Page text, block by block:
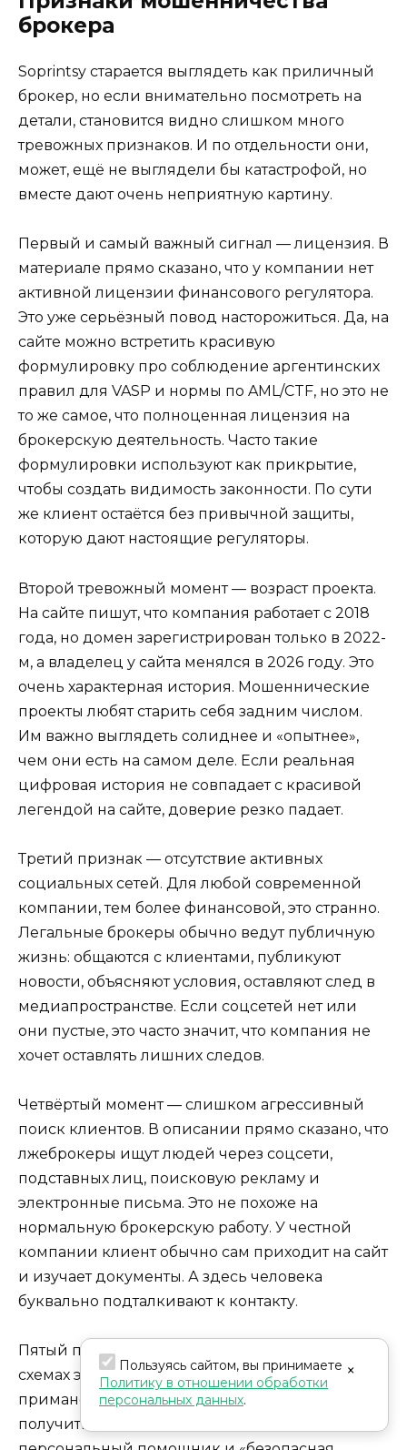
брокера
Soprintsy старается выглядеть как приличный
брокер, но если внимательно посмотреть на
детали, становится видно слишком много
тревожных признаков. И по отдельности они,
может, ещё не выглядели бы катастрофой, но
вместе дают очень неприятную картину.
Первый и самый важный сигнал — лицензия. В
материале прямо сказано, что у компании нет
активной лицензии финансового регулятора.
Это уже серьёзный повод насторожиться. Да, на
сайте можно встретить красивую
формулировку про соблюдение аргентинских
правил для VASP и нормы по AML/CTF, но это не
то же самое, что полноценная лицензия на
брокерскую деятельность. Часто такие
формулировки используют как прикрытие,
чтобы создать видимость законности. По сути
же клиент остаётся без привычной защиты,
которую дают настоящие регуляторы.
Второй тревожный момент — возраст проекта.
На сайте пишут, что компания работает с 2018
года, но домен зарегистрирован только в 2022-
м, а владелец у сайта менялся в 2026 году. Это
очень характерная история. Мошеннические
проекты любят старить себя задним числом.
Им важно выглядеть солиднее и «опытнее»,
чем они есть на самом деле. Если реальная
цифровая история не совпадает с красивой
легендой на сайте, доверие резко падает.
Третий признак — отсутствие активных
социальных сетей. Для любой современной
компании, тем более финансовой, это странно.
Легальные брокеры обычно ведут публичную
жизнь: общаются с клиентами, публикуют
новости, объясняют условия, оставляют след в
медиапространстве. Если соцсетей нет или
они пустые, это часто значит, что компания не
хочет оставлять лишних следов.
Четвёртый момент — слишком агрессивный
поиск клиентов. В описании прямо сказано, что
лжеброкеры ищут людей через соцсети,
подставных лиц, поисковую рекламу и
электронные письма. Это не похоже на
нормальную брокерскую работу. У честной
компании клиент обычно сам приходит на сайт
и изучает документы. А здесь человека
буквально подталкивают к контакту.
Пятый признак — обещания прибыли. В таких
схемах это почти всегда одна из центральных
приманок. Клиенту говорят, что доход можно
получить быстро, что риск минимален, что есть
×
Пользуясь сайтом, вы принимаете
Политику в отношении обработки
персональных данных.